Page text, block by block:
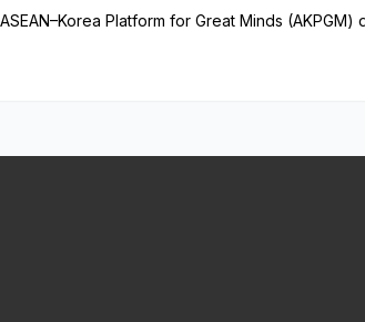
Platform for Great Minds